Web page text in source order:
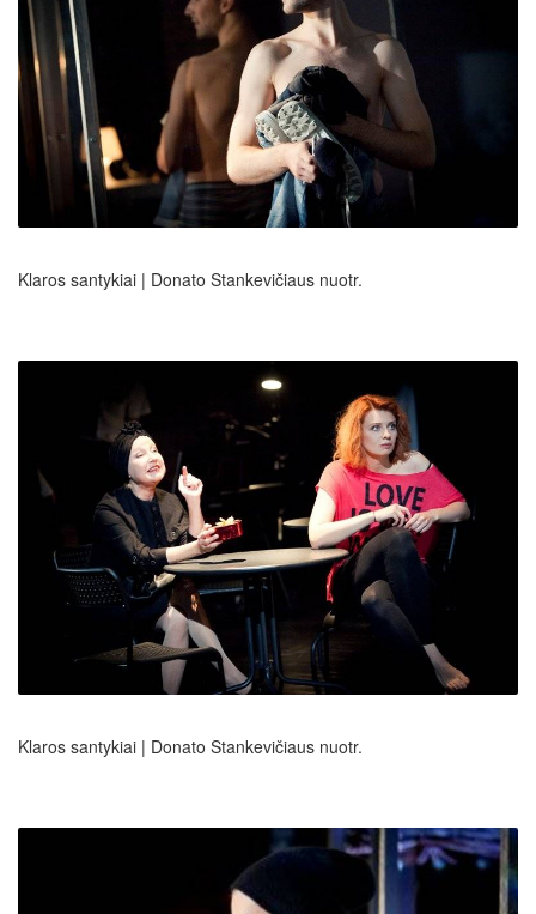
Klaros santykiai | Donato Stankevičiaus nuotr.
Klaros santykiai | Donato Stankevičiaus nuotr.